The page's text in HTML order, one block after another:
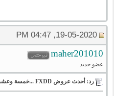
19-05-2020, 04:47 PM
maher201010
عضو جديد
رد: أحدث عروض FXDD ...خمسة وعشرون الف دولار جوائز نقدية للفائزين